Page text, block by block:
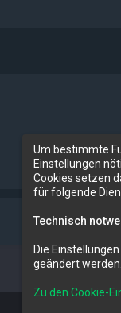
Um bestimmte
Einstellungen
Cookies setzen
für folgende
Technisch
Die
geändert werden.
Zu den Cookie-